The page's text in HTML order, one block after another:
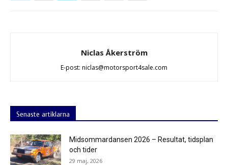
Niclas Åkerström
E-post: niclas@motorsport4sale.com
Senaste artiklarna
Midsommardansen 2026 – Resultat, tidsplan
och tider
29 maj, 2026